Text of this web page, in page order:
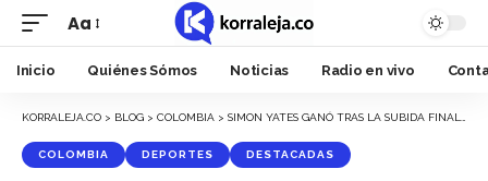
Font
Resizer
Aa
Inicio Quiénes Sómos Noticias Radio en vivo
KORRALEJA.CO > BLOG > COLOMBIA > SIMON YATES GANÓ TRAS LA SUBIDA FINAL. HEALY SE VISTIÓ DE AMARILLO
COLOMBIA DEPORTES DESTACADAS